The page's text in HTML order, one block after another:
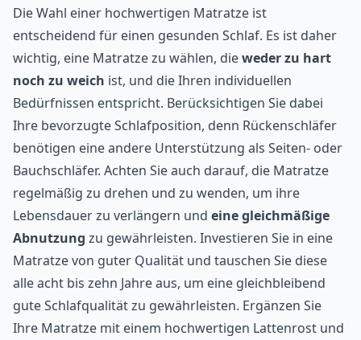
Die Wahl einer hochwertigen Matratze ist
entscheidend für einen gesunden Schlaf. Es ist daher
wichtig, eine Matratze zu wählen, dieweder zu hart
noch zu weich ist, und die Ihren individuellen
Bedürfnissen entspricht. Berücksichtigen Sie dabei
Ihre bevorzugte Schlafposition, denn Rückenschläfer
benötigen eine andere Unterstützung als Seiten- oder
Bauchschläfer. Achten Sie auch darauf, die Matratze
regelmäßig zu drehen und zu wenden, um ihre
Lebensdauer zu verlängern und eine gleichmäßige
Abnutzung zu gewährleisten. Investieren Sie in eine
Matratze von guter Qualität und tauschen Sie diese
alle acht bis zehn Jahre aus, um eine gleichbleibend
gute Schlafqualität zu gewährleisten. Ergänzen Sie
Ihre Matratze mit einem hochwertigen Lattenrost und